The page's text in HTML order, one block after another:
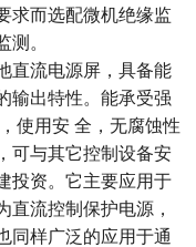
求而选配微机绝缘监
。
直流电源屏，具备能
输出特性。能承受强
使用安 全，无腐蚀性
可与其它控制设备安
投资。它主要应用于
流控制保护电源，
同样广泛的应用于通